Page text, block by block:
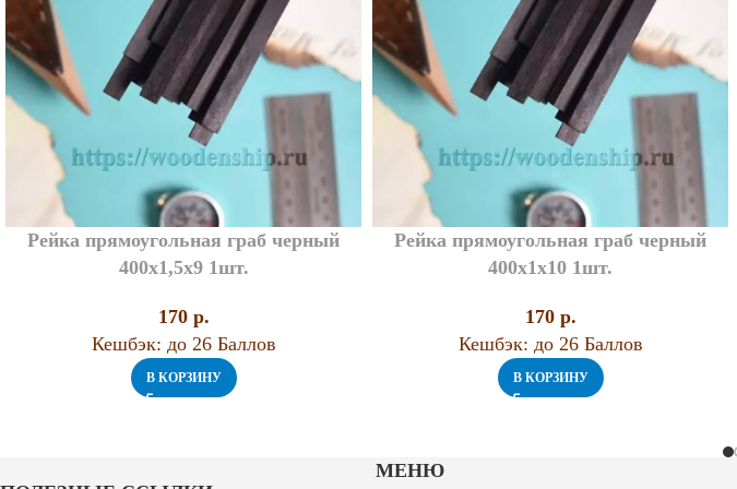
Рейка прямоугольная граб черный
400х1,5х9 1шт.
170 p.
Кешбэк: до 26 Баллов
В КОРЗИНУ
Рейка прямоугольная граб черный
400х1х10 1шт.
170 p.
Кешбэк: до 26 Баллов
В КОРЗИНУ
МЕНЮ